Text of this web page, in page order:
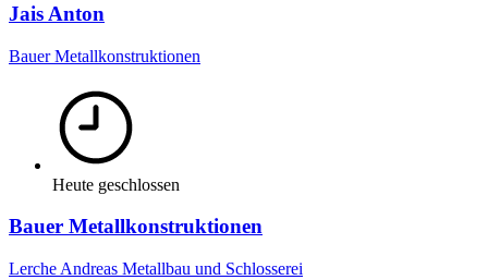
Jais Anton
Bauer Metallkonstruktionen
Heute geschlossen
Bauer Metallkonstruktionen
Lerche Andreas Metallbau und Schlosserei